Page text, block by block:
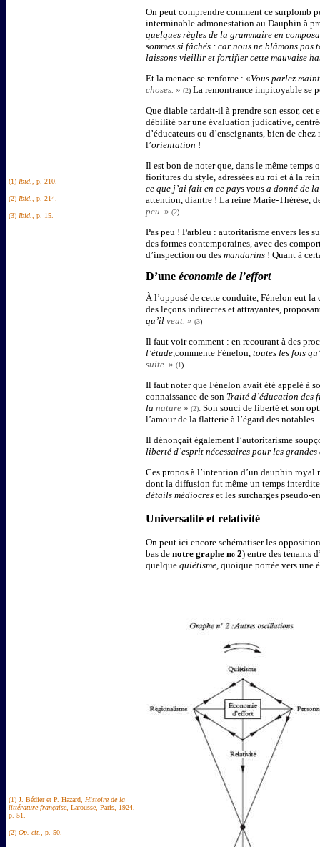
(1) Ibid. , p. 210.
(2) Ibid. , p. 214.
(3) Ibid. , p. 15.
On peut comprendre comment ce surplomb
interminable admonestation au Dauphin à
quelques règles de la grammaire en
sommes si fâchés : car nous ne blâmons
laissons vieillir et fortifier cette mauvaise
Et la menace se renforce : «Vous parlez
choses. » (2) La remontrance impitoyable se
Que diable tardait-il à prendre son essor,
débilité par une évaluation judicative,
d’éducateurs ou d’enseignants, bien de
l’orientation !
Il est bon de noter que, dans le même
fioritures du style, adressées au roi et à la
ce que j’ai fait en ce pays vous a donné de
attention, diantre ! La reine Marie-Thérèse,
peu. » (2)
Pas peu ! Parbleu : autoritarisme envers les
des formes contemporaines, avec des
d’inspection ou des mandarins ! Quant à
D’une économie de l’effort
À l’opposé de cette conduite, Fénelon eut
des leçons indirectes et attrayantes,
qu’il veut. » (3)
Il faut voir comment : en recourant à des
l’étude,commente Fénelon, toutes les fois
suite. » (1)
Il faut noter que Fénelon avait été appelé à
connaissance de son Traité d’éducation des
la nature » (2). Son souci de liberté et son
l’amour de la flatterie à l’égard des notables.
Il dénonçait également l’autoritarisme
liberté d’esprit nécessaires pour les grandes
Ces propos à l’intention d’un dauphin
dont la diffusion fut même un temps
détails médiocres et les surcharges pseudo-
Universalité et relativité
On peut ici encore schématiser les
bas de notre graphe no 2) entre des tenants
quelque quiétisme, quoique portée vers une
(1) J. Bédier et P. Hazard, Histoire de la
littérature française, Larousse, Paris, 1924,
p. 51.
(2) Op. cit. , p. 50.